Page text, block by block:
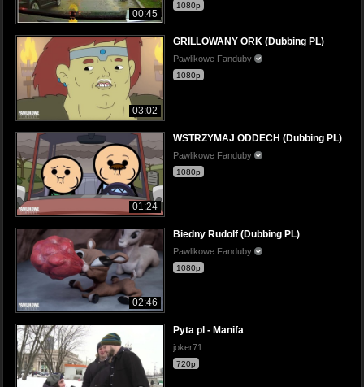
00:45
1080p
03:02
GRILLOWANY ORK (Dubbing PL)
Pawlikowe Fanduby
1080p
01:24
WSTRZYMAJ ODDECH (Dubbing PL)
Pawlikowe Fanduby
1080p
02:46
Biedny Rudolf (Dubbing PL)
Pawlikowe Fanduby
1080p
Pyta pl - Manifa
joker71
720p